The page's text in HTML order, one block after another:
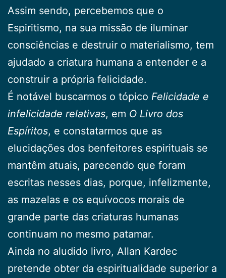
Assim sendo, percebemos que o
Espiritismo, na sua missão de iluminar
consciências e destruir o materialismo, tem
ajudado a criatura humana a entender e a
construir a própria felicidade.
É notável buscarmos o tópico Felicidade e
infelicidade relativas, em O Livro dos
Espíritos, e constatarmos que as
elucidações dos benfeitores espirituais se
mantêm atuais, parecendo que foram
escritas nesses dias, porque, infelizmente,
as mazelas e os equívocos morais de
grande parte das criaturas humanas
continuam no mesmo patamar.
Ainda no aludido livro, Allan Kardec
pretende obter da espiritualidade superior a